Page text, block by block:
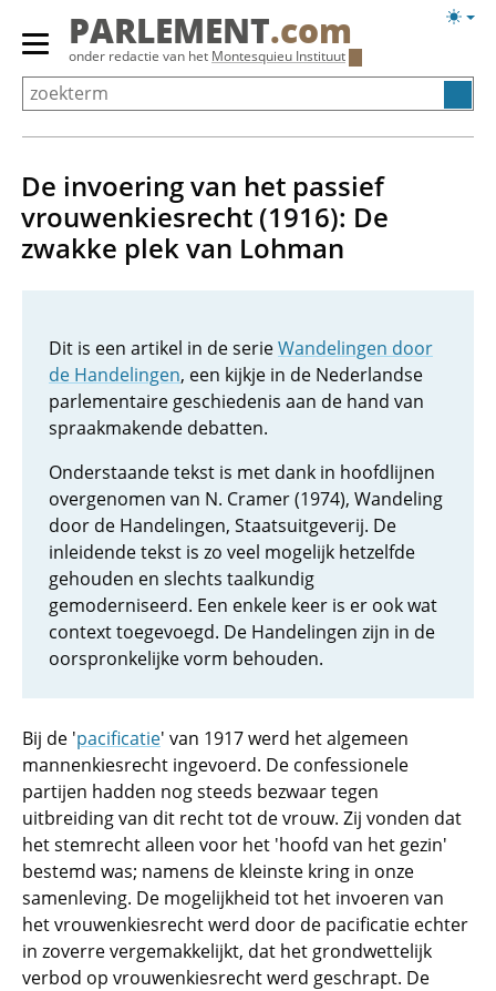
Overslaan
Primair
menu
tonen/verbergen
PARLEMENT.com
onder redactie van het Montesquieu Instituut
De invoering van het passief
vrouwenkiesrecht (1916): De
zwakke plek van Lohman
Dit is een artikel in de serieWandelingen door
de Handelingen, een kijkje in de Nederlandse
parlementaire geschiedenis aan de hand van
spraakmakende debatten.
Onderstaande tekst is met dank in hoofdlijnen
overgenomen van N. Cramer (1974), Wandeling
door de Handelingen, Staatsuitgeverij. De
inleidende tekst is zo veel mogelijk hetzelfde
gehouden en slechts taalkundig
gemoderniseerd. Een enkele keer is er ook wat
context toegevoegd. De Handelingen zijn in de
oorspronkelijke vorm behouden.
Bij de 'pacificatie' van 1917 werd het algemeen
mannenkiesrecht ingevoerd. De confessionele
partijen hadden nog steeds bezwaar tegen
uitbreiding van dit recht tot de vrouw. Zij vonden dat
het stemrecht alleen voor het 'hoofd van het gezin'
bestemd was; namens de kleinste kring in onze
samenleving. De mogelijkheid tot het invoeren van
het vrouwenkiesrecht werd door de pacificatie echter
in zoverre vergemakkelijkt, dat het grondwettelijk
verbod op vrouwenkiesrecht werd geschrapt. De